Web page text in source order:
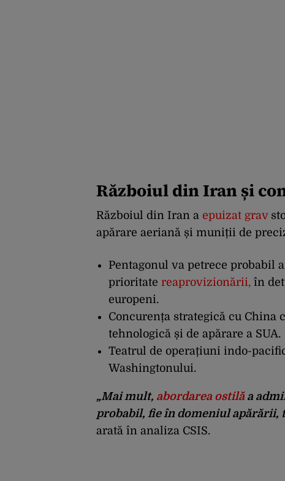
Războiul din Iran și
Războiul din Iran a epuizat grav
apărare aeriană și muniții de
Pentagonul va petrece probabil
prioritate reaprovizionării, în
europeni.
Concurența strategică cu China
tehnologică și de apărare a SUA.
Teatrul de operațiuni indo-
Washingtonului.
„Mai mult, abordarea ostilă a
probabil, fie în domeniul apărării,
arată în analiza CSIS.